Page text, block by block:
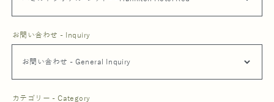
お問い合わせ - Inquiry
カテゴリー - Category